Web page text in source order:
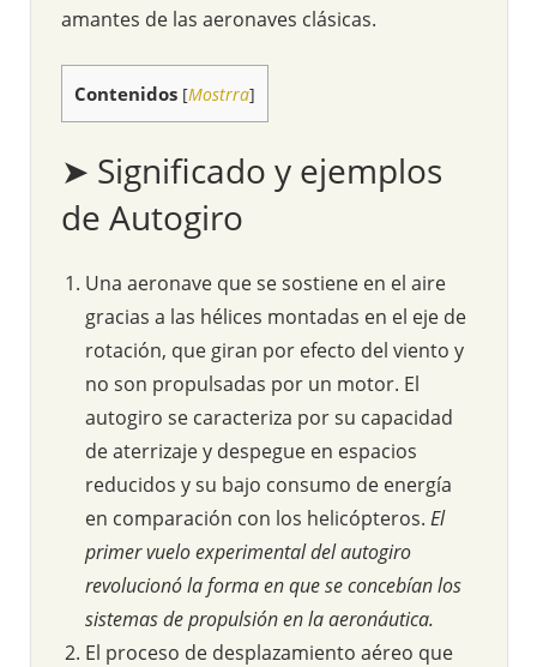
amantes de las aeronaves clásicas.
Contenidos [Mostrra]
➤ Significado y ejemplos
de Autogiro
Una aeronave que se sostiene en el aire
gracias a las hélices montadas en el eje de
rotación, que giran por efecto del viento y
no son propulsadas por un motor. El
autogiro se caracteriza por su capacidad
de aterrizaje y despegue en espacios
reducidos y su bajo consumo de energía
en comparación con los helicópteros. El
primer vuelo experimental del autogiro
revolucionó la forma en que se concebían los
sistemas de propulsión en la aeronáutica.
El proceso de desplazamiento aéreo que